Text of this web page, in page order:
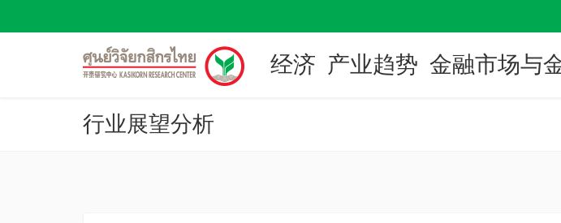
经济 产业趋势 金融市场与
行业展望分析